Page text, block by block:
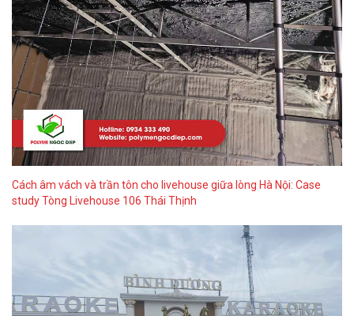
Cách âm vách và trần tôn cho livehouse giữa lòng Hà Nội: Case
study Tòng Livehouse 106 Thái Thịnh